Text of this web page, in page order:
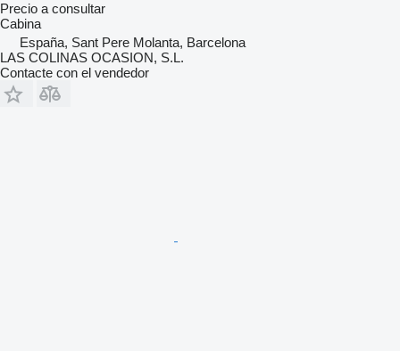
Precio a consultar
Cabina
España, Sant Pere Molanta, Barcelona
LAS COLINAS OCASION, S.L.
Contacte con el vendedor